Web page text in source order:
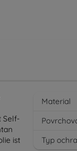
Self-
ist
Material
Typ